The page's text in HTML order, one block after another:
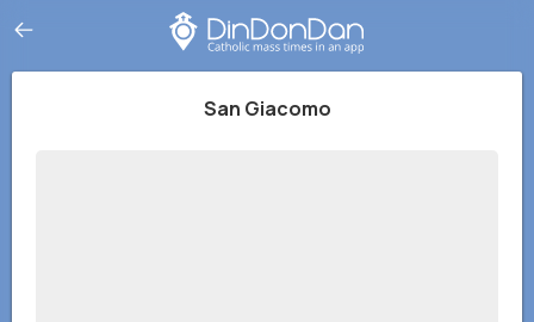
San Giacomo